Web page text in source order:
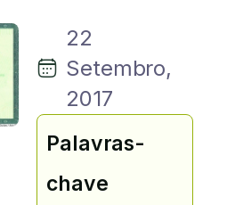
22
Setembro,
2017
Palavras-
chave